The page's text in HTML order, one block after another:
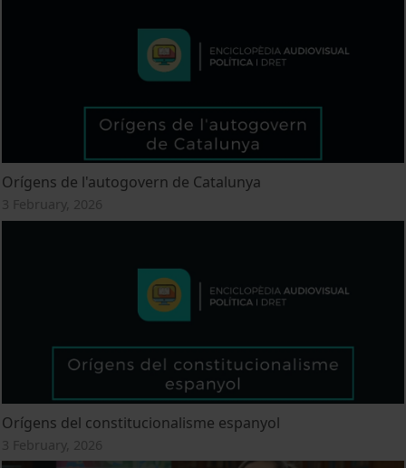
Orígens de l'autogovern de Catalunya
3 February, 2026
Orígens del constitucionalisme espanyol
3 February, 2026